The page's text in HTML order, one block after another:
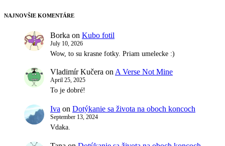
NAJNOVŠIE KOMENTÁRE
Borka on Kubo fotil
July 10, 2026
Wow, to su krasne fotky. Priam umelecke :)
Vladimír Kučera on A Verse Not Mine
April 25, 2025
To je dobré!
Iva on Dotýkanie sa života na oboch koncoch
September 13, 2024
Vdaka.